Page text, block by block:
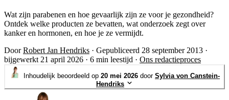
Wat zijn parabenen en hoe gevaarlijk zijn ze voor je gezondheid?
Ontdek welke producten ze bevatten, wat onderzoek zegt over
kanker en hormonen, en hoe je ze vermijdt.
DoorRobert Jan Hendriks · Gepubliceerd 28 september 2013 ·
bijgewerkt 21 april 2026 · 6 min leestijd · Ons redactieproces
Inhoudelijk beoordeeld op 20 mei 2026 door Sylvia von Canstein-
Hendriks